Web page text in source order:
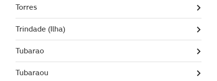
Torres
Trindade (Ilha)
Tubarao
Tubaraou